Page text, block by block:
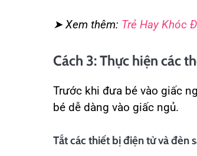
➤ Xem thêm: Trẻ Hay Khóc
Cách 3: Thực hiện các
Trước khi đưa bé vào giấc
bé dễ dàng vào giấc ngủ.
Tắt các thiết bị điện tử và đèn